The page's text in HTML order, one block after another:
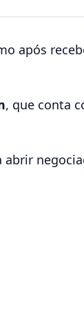
após
, que conta